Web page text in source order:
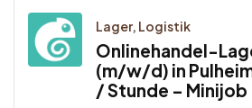
Lager, Logistik
Onlinehandel-
(m/w/d) in
/ Stunde – Minijob